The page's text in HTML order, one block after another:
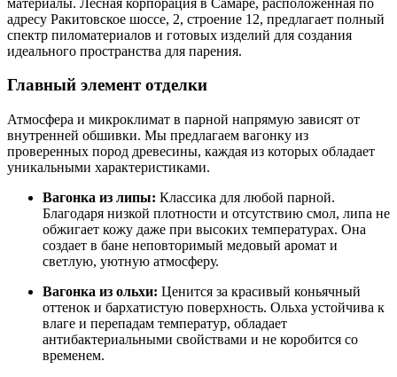
адресу Ракитовское шоссе, 2, строение 12, предлагает полный
спектр пиломатериалов и готовых изделий для создания
идеального пространства для парения.
Главный элемент отделки
Атмосфера и микроклимат в парной напрямую зависят от
внутренней обшивки. Мы предлагаем вагонку из
проверенных пород древесины, каждая из которых обладает
уникальными характеристиками.
Вагонка из липы: Классика для любой парной.
Благодаря низкой плотности и отсутствию смол, липа не
обжигает кожу даже при высоких температурах. Она
создает в бане неповторимый медовый аромат и
светлую, уютную атмосферу.
Вагонка из ольхи: Ценится за красивый коньячный
оттенок и бархатистую поверхность. Ольха устойчива к
влаге и перепадам температур, обладает
антибактериальными свойствами и не коробится со
временем.